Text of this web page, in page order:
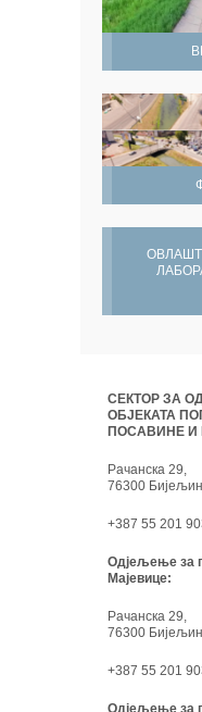
СЕКТОР ЗА
ОБЈЕКАТА
ПОСАВИНЕ
Рачанска 29,
76300
+387 55 201
Одјељење за
Мајевице:
Рачанска 29,
76300
+387 55 201